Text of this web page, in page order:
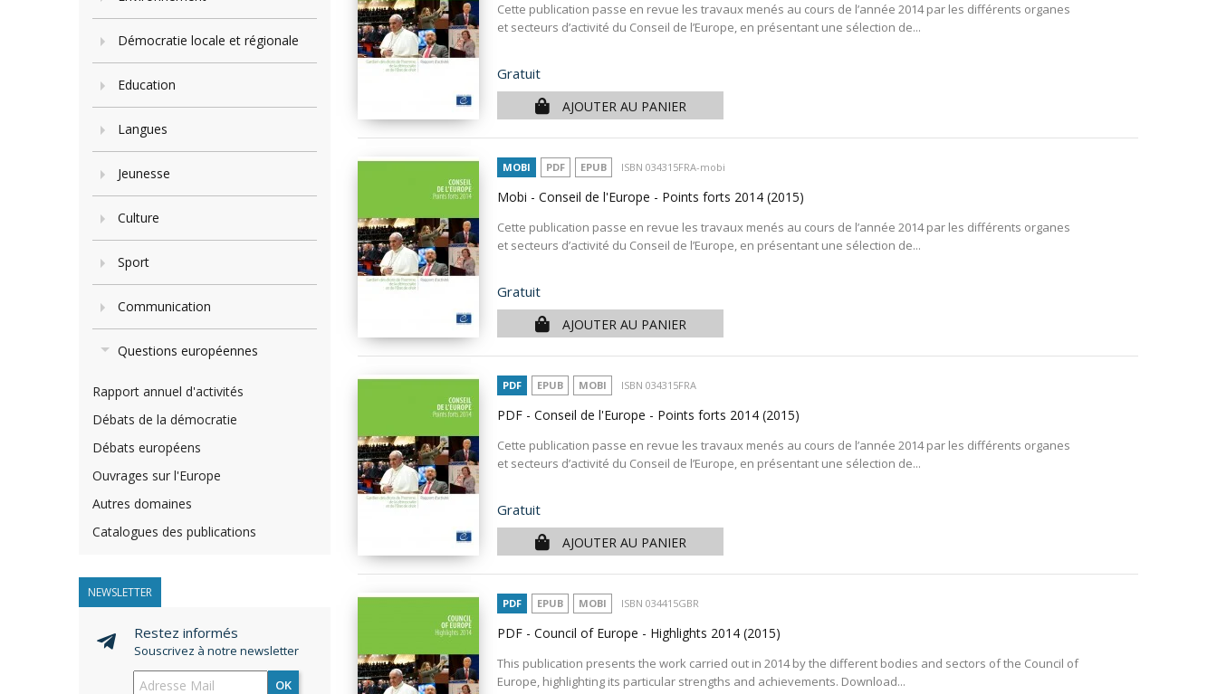
Démocratie locale et régionale
Education
Langues
Jeunesse
Culture
Sport
Communication
Questions européennes
Rapport annuel d'activités
Débats de la démocratie
Débats européens
Ouvrages sur l'Europe
Autres domaines
Catalogues des publications
NEWSLETTER
Restez informés
Souscrivez à notre newsletter
OK
Cette publication passe en revue les travaux menés au cours de l’année 2014 par les différents organes
et secteurs d’activité du Conseil de l’Europe, en présentant une sélection de...
Prix
Gratuit
AJOUTER AU PANIER
MOBI PDF EPUB ISBN 034315FRA-mobi
Mobi - Conseil de l'Europe - Points forts 2014 (2015)
Cette publication passe en revue les travaux menés au cours de l’année 2014 par les différents organes
et secteurs d’activité du Conseil de l’Europe, en présentant une sélection de...
Prix
Gratuit
AJOUTER AU PANIER
PDF EPUB MOBI ISBN 034315FRA
PDF - Conseil de l'Europe - Points forts 2014 (2015)
Cette publication passe en revue les travaux menés au cours de l’année 2014 par les différents organes
et secteurs d’activité du Conseil de l’Europe, en présentant une sélection de...
Prix
Gratuit
AJOUTER AU PANIER
PDF EPUB MOBI ISBN 034415GBR
PDF - Council of Europe - Highlights 2014 (2015)
This publication presents the work carried out in 2014 by the different bodies and sectors of the Council of
Europe, highlighting its particular strengths and achievements. Download...